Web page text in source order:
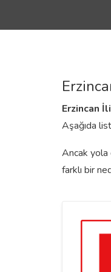
Erzincan
Aşağıda
Ancak yola
farklı bir